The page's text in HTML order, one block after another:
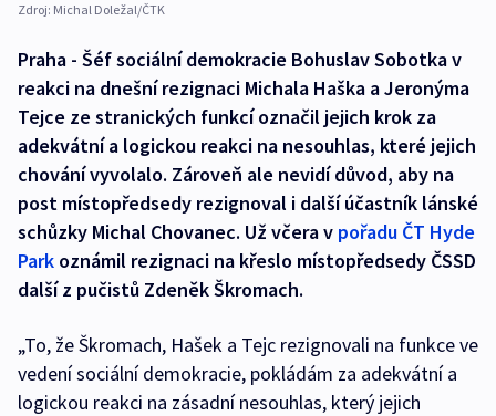
Zdroj: Michal Doležal/ČTK
Praha - Šéf sociální demokracie Bohuslav Sobotka v
reakci na dnešní rezignaci Michala Haška a Jeronýma
Tejce ze stranických funkcí označil jejich krok za
adekvátní a logickou reakci na nesouhlas, které jejich
chování vyvolalo. Zároveň ale nevidí důvod, aby na
post místopředsedy rezignoval i další účastník lánské
schůzky Michal Chovanec. Už včera v pořadu ČT Hyde
Park oznámil rezignaci na křeslo místopředsedy ČSSD
další z pučistů Zdeněk Škromach.
„To, že Škromach, Hašek a Tejc rezignovali na funkce ve
vedení sociální demokracie, pokládám za adekvátní a
logickou reakci na zásadní nesouhlas, který jejich